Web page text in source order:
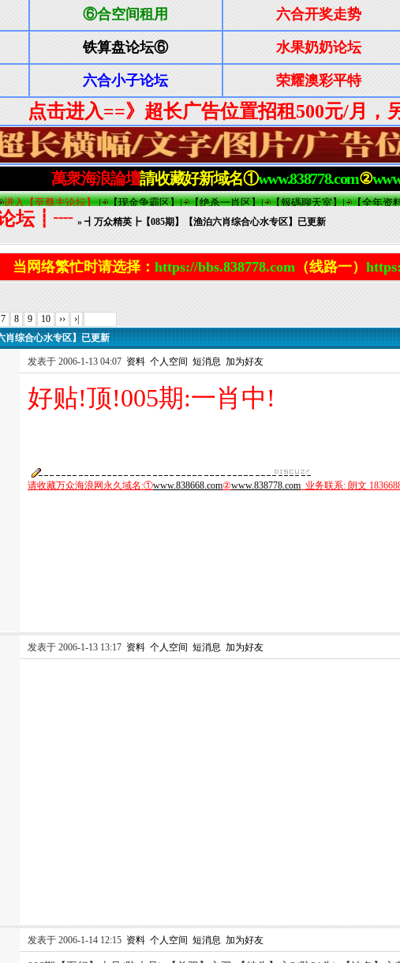
坛┋┈ » ┫万众精英┣【085期】【渔泊六肖综合心水专区】已更新
当网络繁忙时请选择： https://bbs.838778.com（线路一）
7 8 9 10 ››
›|
综合心水专区】已更新
发表于 2006-1-13 04:07 资料 个人空间 短消息 加为好友
好贴!顶!005期:一肖中!
请收藏万众海浪网永久域名:①www.838668.com②www.838778.com业务联系: 朗文
发表于 2006-1-13 13:17 资料 个人空间 短消息 加为好友
发表于 2006-1-14 12:15 资料 个人空间 短消息 加为好友